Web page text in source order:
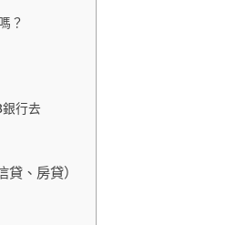
？
行去
、房貸）